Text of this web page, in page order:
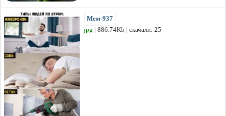
Мем-937
jpg | 886.74Kb | скачали: 25